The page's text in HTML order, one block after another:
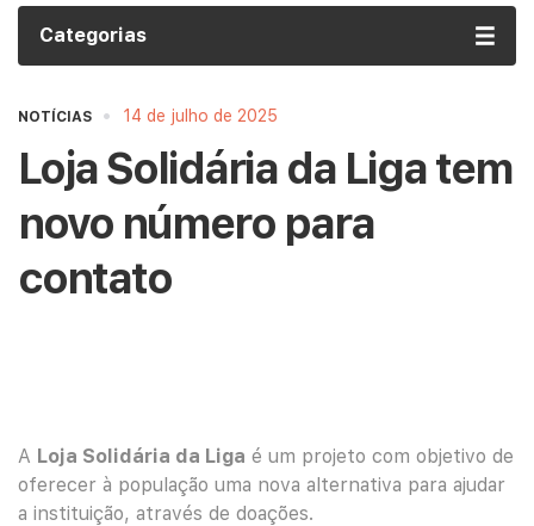
NOTÍCIAS • 14 de julho de 2025
Loja Solidária da Liga tem
novo número para
contato
A Loja Solidária da Liga é um projeto com objetivo de
oferecer à população uma nova alternativa para ajudar
a instituição, através de doações.
Categorias